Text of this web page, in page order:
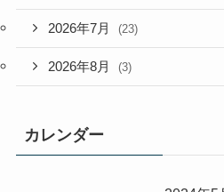
2026年7月 (23)
2026年8月 (3)
カレンダー